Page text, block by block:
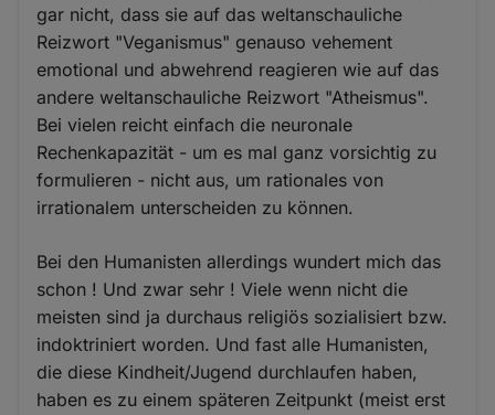
gar nicht, dass sie auf das weltanschauliche
Reizwort "Veganismus" genauso vehement
emotional und abwehrend reagieren wie auf das
andere weltanschauliche Reizwort "Atheismus".
Bei vielen reicht einfach die neuronale
Rechenkapazität - um es mal ganz vorsichtig zu
formulieren - nicht aus, um rationales von
irrationalem unterscheiden zu können.
Bei den Humanisten allerdings wundert mich das
schon ! Und zwar sehr ! Viele wenn nicht die
meisten sind ja durchaus religiös sozialisiert bzw.
indoktriniert worden. Und fast alle Humanisten,
die diese Kindheit/Jugend durchlaufen haben,
haben es zu einem späteren Zeitpunkt (meist erst